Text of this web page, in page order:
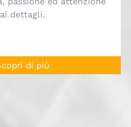
ai dettagli.
di più